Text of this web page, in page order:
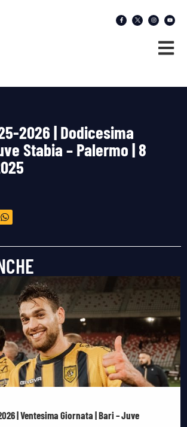
2026 | Dodicesima
Stabia – Palermo | 8
| Ventesima Giornata | Bari – Juve